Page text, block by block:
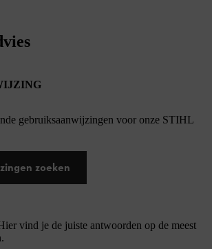
gebruiksaanwijzingen voor onze STIHL
zoeken
vind je de juiste antwoorden op de meest